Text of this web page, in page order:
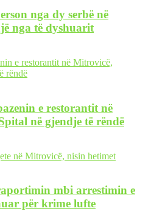
nga dy serbë në
nga të dyshuarit
e restorantit në
në gjendje të rëndë
mbi arrestimin e
për krime lufte